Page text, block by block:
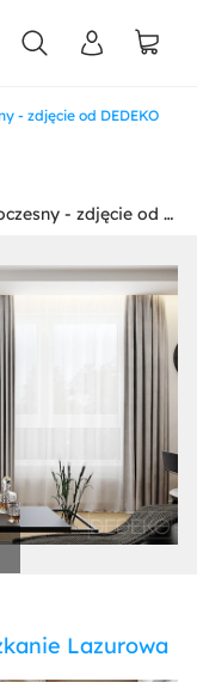
- zdjęcie od DEDEKO
Mieszkanie Lazurowa - Salon, styl nowoczesny - zdjęcie od DEDEKO
Lazurowa